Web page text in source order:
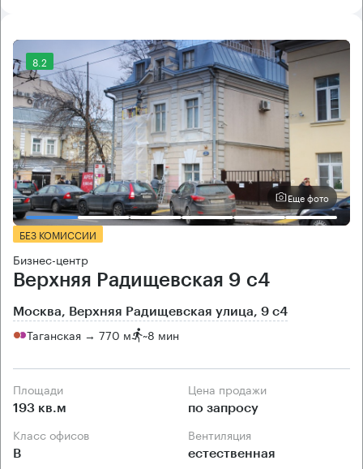
8.2
Еще фото
БЕЗ КОМИССИИ
Бизнес-центр
Верхняя Радищевская 9 с4
Москва, Верхняя Радищевская улица, 9 с4
Таганская → 770 м ~8 мин
Площади
193 кв.м
Цена продажи
по запросу
Класс офисов
B
Вентиляция
естественная